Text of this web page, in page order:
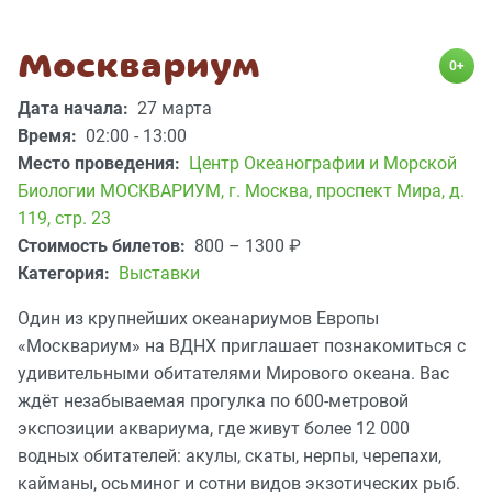
Москвариум 0+
Дата начала: 27 марта
Время: 02:00 - 13:00
Место проведения: Центр Океанографии и Морской
Биологии МОСКВАРИУМ, г. Москва, проспект Мира, д.
119, стр. 23
Стоимость билетов: 800 – 1300 ₽
Категория: Выставки
Один из крупнейших океанариумов Европы
«Москвариум» на ВДНХ приглашает познакомиться с
удивительными обитателями Мирового океана. Вас
ждёт незабываемая прогулка по 600-метровой
экспозиции аквариума, где живут более 12 000
водных обитателей: акулы, скаты, нерпы, черепахи,
кайманы, осьминог и сотни видов экзотических рыб.